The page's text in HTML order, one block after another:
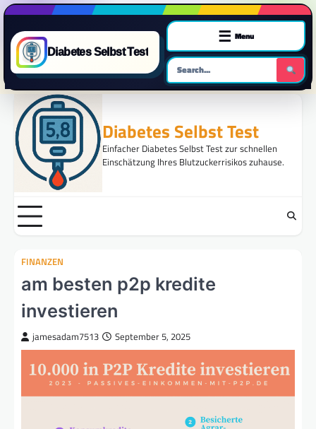
Diabetes Selbst Test
☰ Menu
content
Diabetes Selbst Test
Einfacher Diabetes Selbst Test zur schnellen
Einschätzung Ihres Blutzuckerrisikos zuhause.
FINANZEN
am besten p2p kredite
investieren
jamesadam7513 September 5, 2025